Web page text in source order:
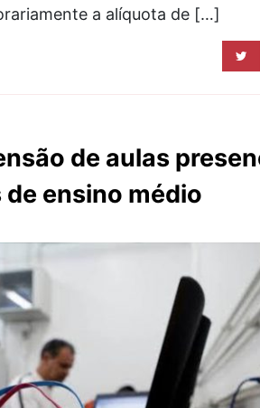
a alíquota de […]
de aulas
ensino médio